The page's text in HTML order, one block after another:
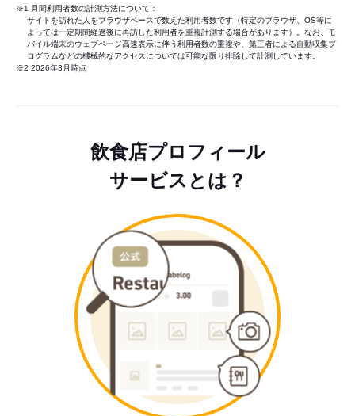
※1 月間利用者数の計測方法について：
サイトを訪れた人をブラウザベースで数えた利用者数です（特定のブラウザ、OS等に
よっては一定期間経過後に再訪した利用者を重複計測する場合があります）。なお、モ
バイル端末のウェブページ高速表示に伴う利用者数の重複や、第三者による自動収集プ
ログラムなどの機械的なアクセスについては可能な限り排除して計測しています。
※2 2026年3月時点
飲食店プロフィール
サービスとは？